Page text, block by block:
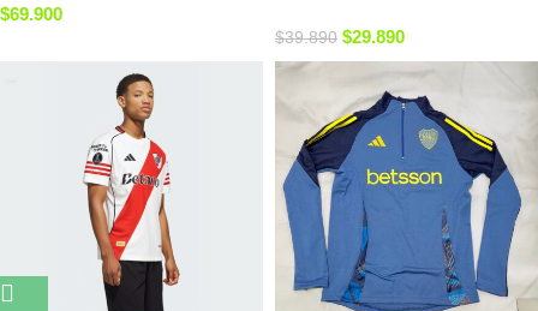
$69.900
$39.890 $29.890